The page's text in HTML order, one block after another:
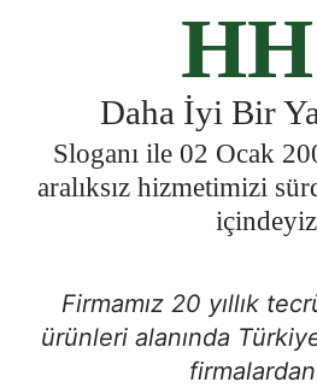
Daha İyi Bir
Sloganı ile 02 Ocak
aralıksız hizmetimizi
Firmamız 20 yıllık
ürünleri alanında